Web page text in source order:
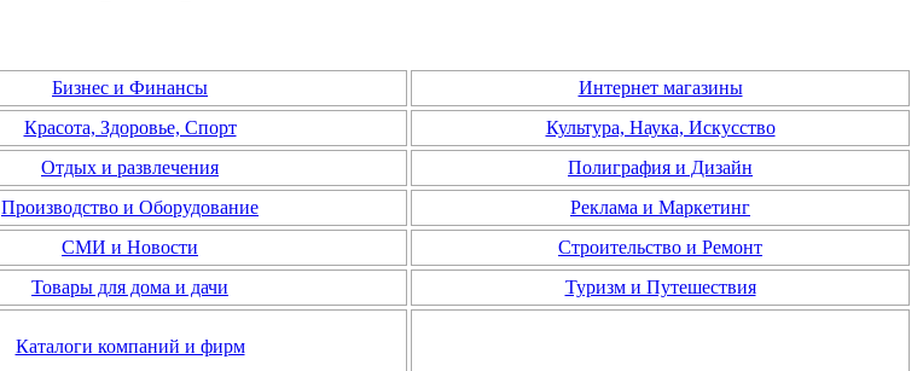
Бизнес и Финансы
Интернет магазины
Красота, Здоровье, Спорт
Культура, Наука, Искусство
Отдых и развлечения
Полиграфия и Дизайн
Производство и Оборудование
Реклама и Маркетинг
СМИ и Новости
Строительство и Ремонт
Товары для дома и дачи Туризм и Путешествия
Каталоги компаний и фирм